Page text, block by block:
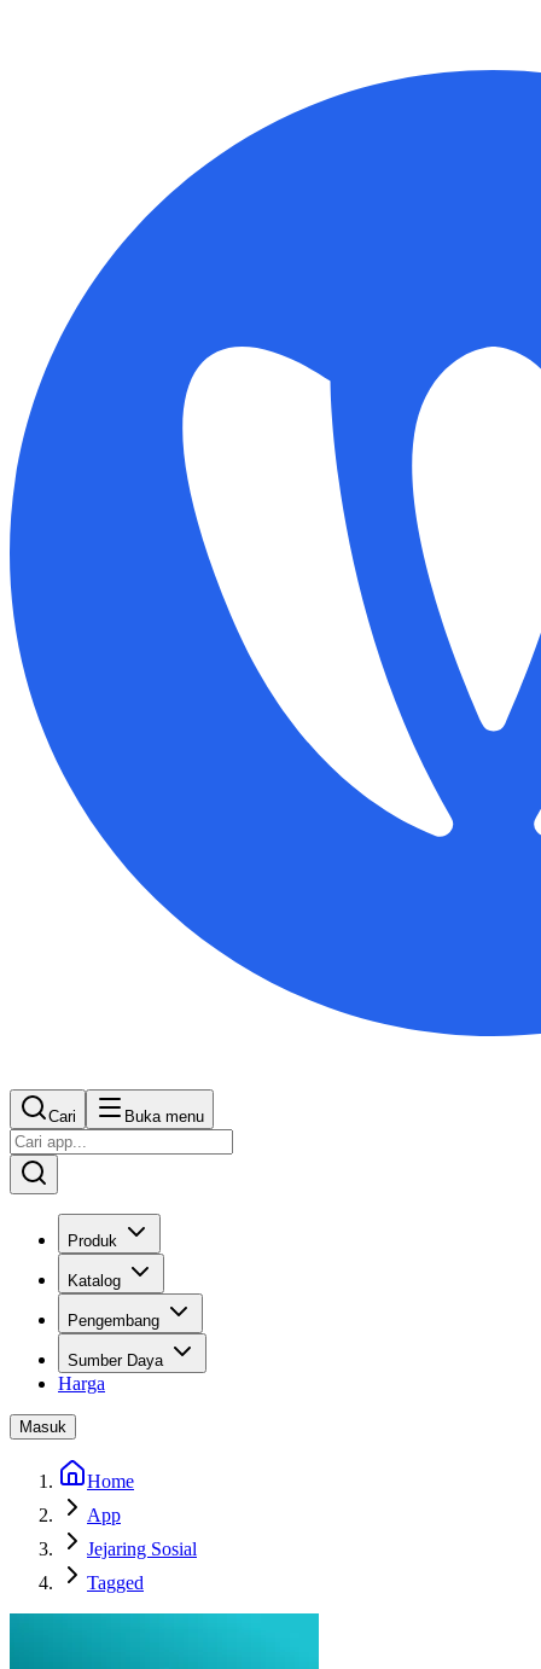
Cari Buka menu
Produk
Katalog
Pengembang
Sumber Daya
Harga
Masuk
Home
App
Jejaring Sosial
Tagged